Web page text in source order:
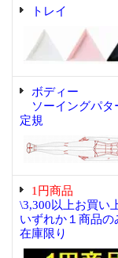
トレイ
ボディー
ソーイングパ
定規
1円商品
\3,300以上お買い
いずれか１商品の
在庫限り